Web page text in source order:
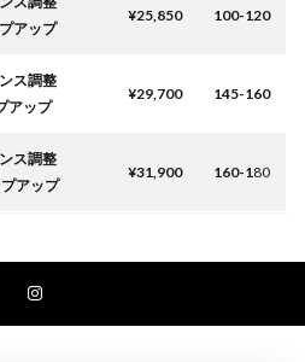
アップ
¥25,850 100-120
ス調整
アップ
¥29,700 145-160
ス調整
アップ
¥31,900 160-180